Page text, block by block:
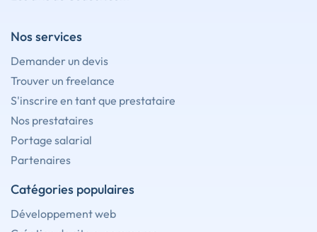
Nos services
Demander un devis
Trouver un freelance
S'inscrire en tant que prestataire
Nos prestataires
Portage salarial
Partenaires
Catégories populaires
Développement web